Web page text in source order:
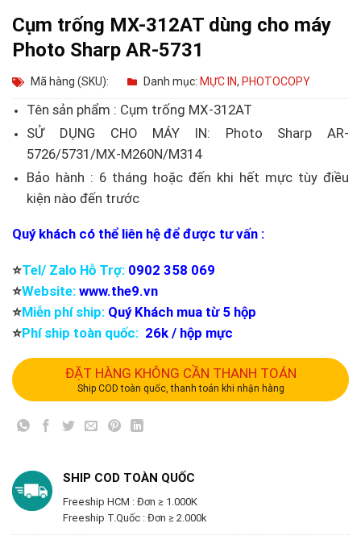
Cụm trống MX-312AT dùng cho máy
Photo Sharp AR-5731
Mã hàng (SKU): Danh mục: MỰC IN, PHOTOCOPY
Tên sản phẩm : Cụm trống MX-312AT
SỬ DỤNG CHO MÁY IN: Photo Sharp AR-
5726/5731/MX-M260N/M314
Bảo hành : 6 tháng hoặc đến khi hết mực tùy điều
kiện nào đến trước
Quý khách có thể liên hệ để được tư vấn :
⭐️Tel/ Zalo Hỗ Trợ: 0902 358 069
⭐️Website: www.the9.vn
⭐️Miễn phí ship: Quý Khách mua từ 5 hộp
⭐️Phí ship toàn quốc: 26k / hộp mực
ĐẶT HÀNG KHÔNG CẦN THANH TOÁN
Ship COD toàn quốc, thanh toán khi nhận hàng
SHIP COD TOÀN QUỐC
Freeship HCM : Đơn ≥ 1.000K
Freeship T.Quốc : Đơn ≥ 2.000k